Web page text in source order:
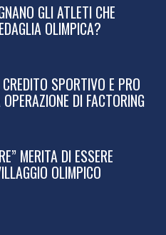
GLI ATLETI CHE
OLIMPICA?
SPORTIVO E PRO
DI FACTORING
MERITA DI ESSERE
OLIMPICO